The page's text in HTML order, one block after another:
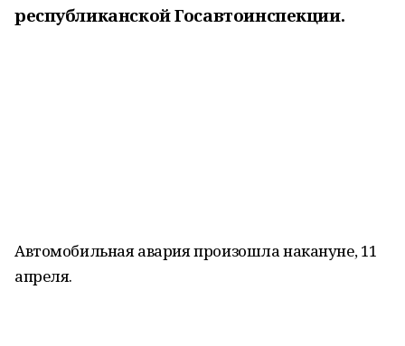
республиканской Госавтоинспекции.
Автомобильная авария произошла накануне, 11
апреля.